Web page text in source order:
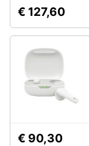
€ 127,60
€ 90,30